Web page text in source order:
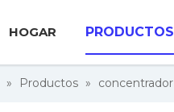
HOGAR PRODUCTOS
» Productos » concentrador